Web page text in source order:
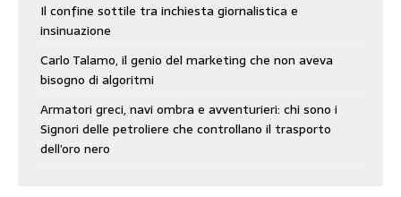
Il confine sottile tra inchiesta giornalistica e
insinuazione
Carlo Talamo, il genio del marketing che non aveva
bisogno di algoritmi
Armatori greci, navi ombra e avventurieri: chi sono i
Signori delle petroliere che controllano il trasporto
dell’oro nero